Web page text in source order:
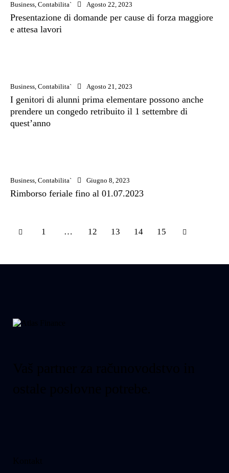
Business, Contabilita` Agosto 22, 2023
Presentazione di domande per cause di forza maggiore
e attesa lavori
Business, Contabilita` Agosto 21, 2023
I genitori di alunni prima elementare possono anche
prendere un congedo retribuito il 1 settembre di
quest’anno
Business Contabilita` Giugno 8, 2023
Rimborso feriale fino al 01.07.2023
1 … 12 13 14 15
>